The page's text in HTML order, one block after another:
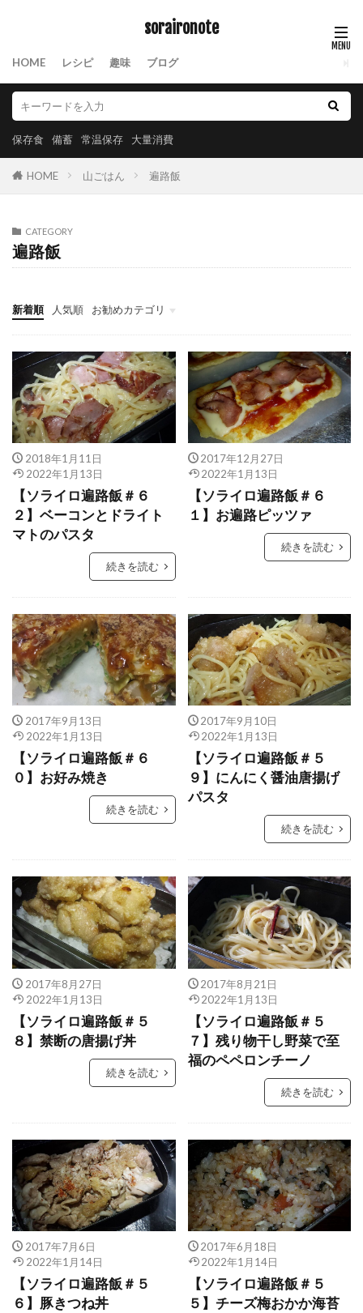
soraironote
HOME レシピ 趣味 ブログ
保存食 備蓄 常温保存 大量消費
HOME 山ごはん 遍路飯
CATEGORY
遍路飯
新着順 人気順 お勧めカテゴリ
保存食
2018年1月11日
2022年1月13日
【ソライロ遍路飯＃６
２】ベーコンとドライト
マトのパスタ
続きを読む
2017年12月27日
2022年1月13日
【ソライロ遍路飯＃６
１】お遍路ピッツァ
続きを読む
2017年9月13日
2022年1月13日
【ソライロ遍路飯＃６
０】お好み焼き
続きを読む
2017年9月10日
2022年1月13日
【ソライロ遍路飯＃５
９】にんにく醤油唐揚げ
パスタ
続きを読む
2017年8月27日
2022年1月13日
【ソライロ遍路飯＃５
８】禁断の唐揚げ丼
続きを読む
2017年8月21日
2022年1月13日
【ソライロ遍路飯＃５
７】残り物干し野菜で至
福のペペロンチーノ
続きを読む
2017年7月6日
2022年1月14日
【ソライロ遍路飯＃５
６】豚きつね丼
2017年6月18日
2022年1月14日
【ソライロ遍路飯＃５
５】チーズ梅おかか海苔